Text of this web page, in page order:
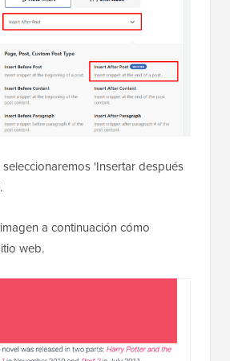
'Insertar después
a continuación cómo
web.